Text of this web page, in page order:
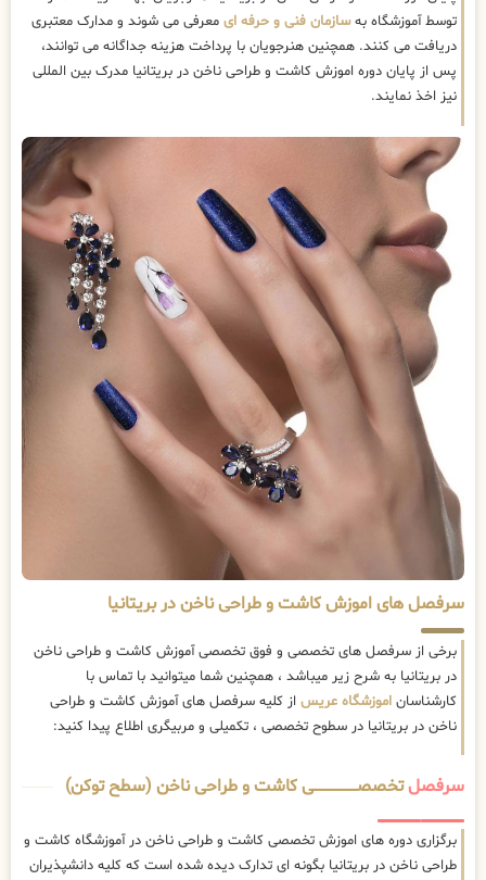
توسط آموزشگاه بهسازمان فنی و حرفه ای معرفی می شوند و مدارک معتبری
دریافت می کنند. همچنین هنرجویان با پرداخت هزینه جداگانه می توانند،
پس از پایان دوره اموزش کاشت و طراحی ناخن در بریتانیا مدرک بین المللی
نیز اخذ نمایند.
سرفصل های اموزش کاشت و طراحی ناخن در بریتانیا
برخی از سرفصل های تخصصی و فوق تخصصی آموزش کاشت و طراحی ناخن
در بریتانیا به شرح زیر میباشد ، همچنین شما میتوانید با تماس با
کارشناسان اموزشگاه عریس از کلیه سرفصل های آموزش کاشت و طراحی
ناخن در بریتانیا در سطوح تخصصی ، تکمیلی و مربیگری اطلاع پیدا کنید:
سرفصلتخصصــــــــــــــــــــی کاشت و طراحی ناخن (سطح توکن)
برگزاری دوره های اموزش تخصصی کاشت و طراحی ناخن در آموزشگاه کاشت و
طراحی ناخن در بریتانیا بگونه ای تدارک دیده شده است که کلیه دانشپذیران